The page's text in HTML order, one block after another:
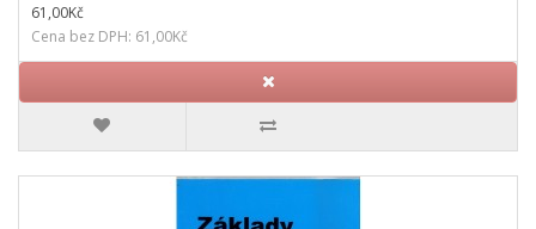
61,00Kč
Cena bez DPH: 61,00Kč